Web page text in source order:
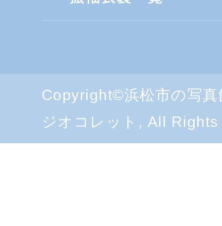
Copyright©浜松市の写
ジオコレット, All